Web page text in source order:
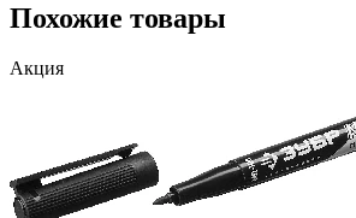
Похожие товары
Акция